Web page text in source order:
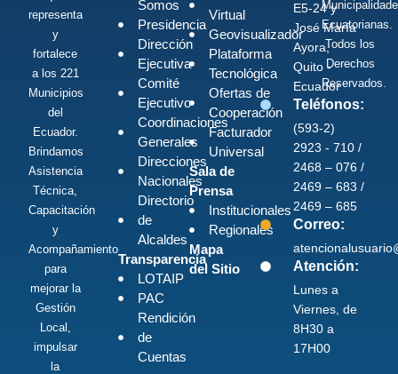
representa
y
fortalece
a los 221
Municipios
del
Ecuador.
Brindamos
Asistencia
Técnica,
Capacitación
y
Acompañamiento
para
mejorar la
Gestión
Local,
impulsar
la
Somos
Presidencia
Dirección
Ejecutiva
Comité
Ejecutivo
Coordinaciones
Generales
Direcciones
Nacionales
Directorio
de
Alcaldes
Transparencia
LOTAIP
PAC
Rendición
de
Cuentas
Virtual
Geovisualizador
Plataforma
Tecnológica
Ofertas de
Cooperación
Facturador
Universal
Sala de
Prensa
Institucionales
Regionales
Mapa
del Sitio
E5-24 y
José María
Ayora,
Quito -
Ecuador
Teléfonos:
(593-2)
2923 - 710 /
2468 – 076 /
2469 – 683 /
2469 – 685
Correo:
Atención:
Lunes a
Viernes, de
8H30 a
17H00
Ecuatorianas.
Todos los
Derechos
Reservados.